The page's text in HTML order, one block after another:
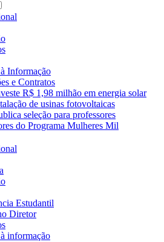
Informação
e Contratos
R$ 1,98 milhão em energia solar
de usinas fotovoltaicas
seleção para professores
do Programa Mulheres Mil
Estudantil
Diretor
informação